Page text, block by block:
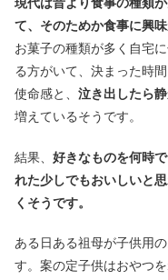
現代は昔より食事の種類
て、そのためか食事に興
お菓子の種類が多く自宅
る方がいて、決まった時
使命感と、 泣き出したら
増えているそうです。
結果、 好きなものを何時
れた少しでもおいしいと
くそうです。
ある日ある祖母が子供用
す。案の定子供はおやつ